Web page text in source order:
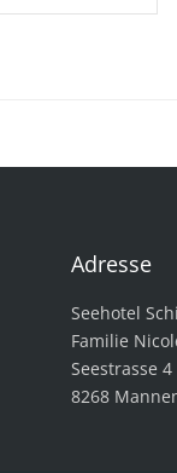
Adresse
Seehotel
Familie
Seestrasse 4
8268